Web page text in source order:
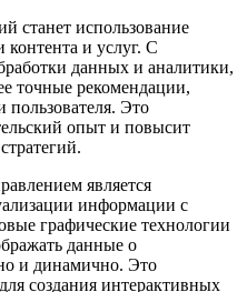
станет использование
контента и услуг. С
данных и аналитики,
точные рекомендации,
Это
опыт и повысит
является
информации с
графические технологии
данные о
и динамично. Это
создания интерактивных